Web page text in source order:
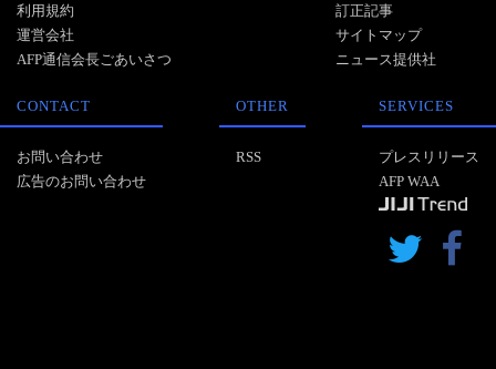
利用規約
運営会社
AFP通信会長ごあいさつ
訂正記事
サイトマップ
ニュース提供社
CONTACT
お問い合わせ
広告のお問い合わせ
OTHER
RSS
SERVICES
プレスリリース
AFP WAA